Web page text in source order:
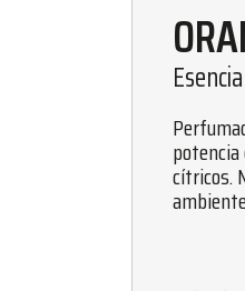
cítricos.